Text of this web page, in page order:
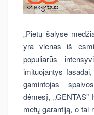
„Pietų šalyse
yra vienas iš
populiarūs
imituojantys
gamintojas
dėmesį,
metų garantiją, o tai